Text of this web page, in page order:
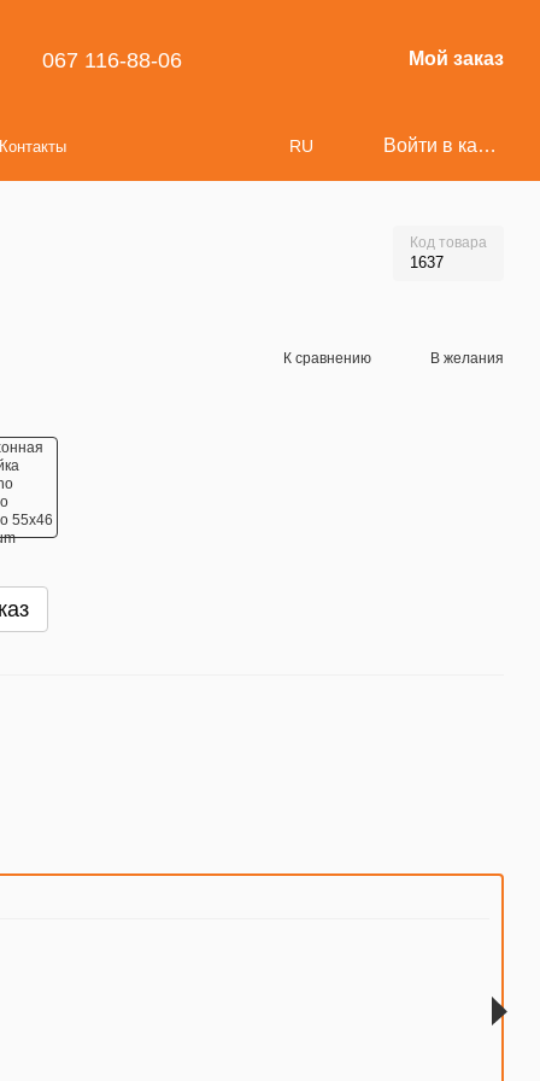
067 116-88-06 Мой заказ
Контакты RU Войти в кабинет
Код товара
1637
К сравнению В желания